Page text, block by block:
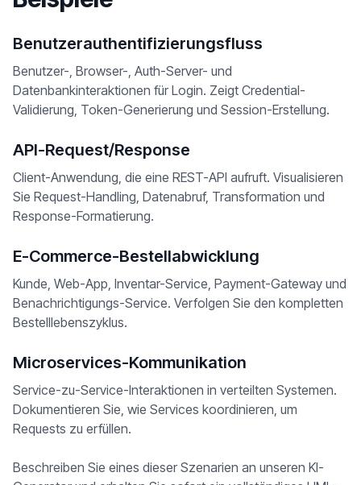
Benutzerauthentifizierungsfluss
Benutzer-, Browser-, Auth-Server- und
Datenbankinteraktionen für Login. Zeigt Credential-
Validierung, Token-Generierung und Session-Erstellung.
API-Request/Response
Client-Anwendung, die eine REST-API aufruft. Visualisieren
Sie Request-Handling, Datenabruf, Transformation und
Response-Formatierung.
E-Commerce-Bestellabwicklung
Kunde, Web-App, Inventar-Service, Payment-Gateway und
Benachrichtigungs-Service. Verfolgen Sie den kompletten
Bestelllebenszyklus.
Microservices-Kommunikation
Service-zu-Service-Interaktionen in verteilten Systemen.
Dokumentieren Sie, wie Services koordinieren, um
Requests zu erfüllen.
Beschreiben Sie eines dieser Szenarien an unseren KI-